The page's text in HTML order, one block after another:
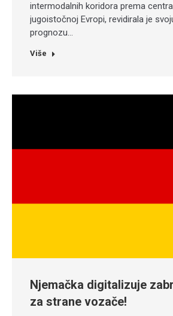
intermodalnih koridora prema
jugoistočnoj Evropi, revidirala je
prognozu…
Više
Njemačka digitalizuje
za strane vozače!